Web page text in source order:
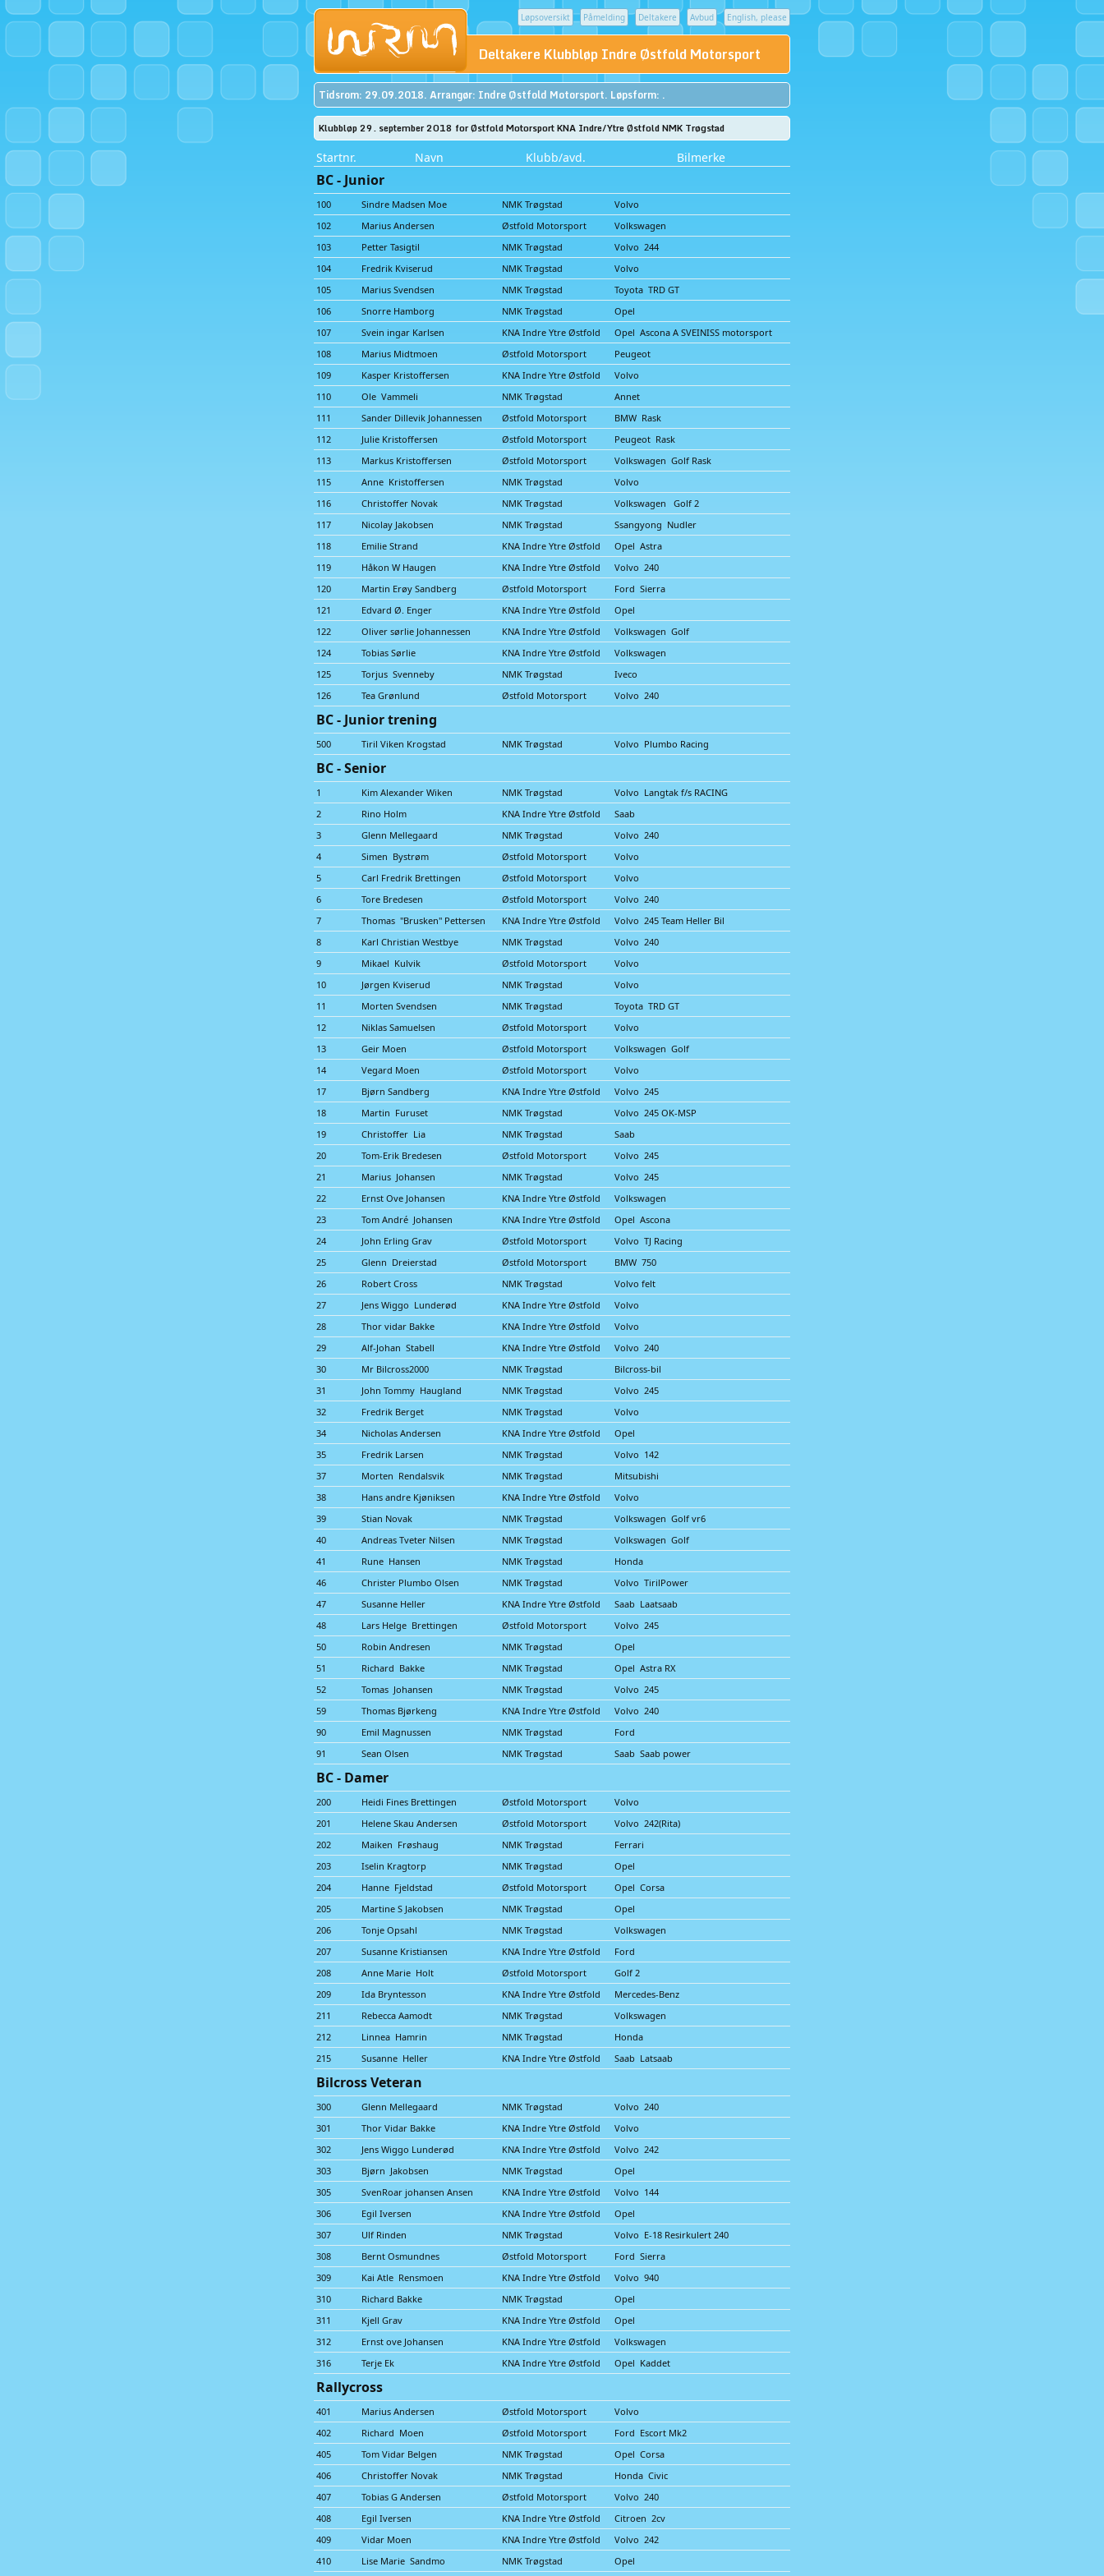
Løpsoversikt Påmelding Deltakere Avbud English, please
Deltakere Klubbløp Indre Østfold Motorsport
Tidsrom: 29.09.2018. Arrangør: Indre Østfold Motorsport. Løpsform: .
Klubbløp 29. september 2018 for Østfold Motorsport KNA Indre/Ytre Østfold NMK Trøgstad
Startnr. Navn Klubb/avd. Bilmerke
BC - Junior
100 Sindre Madsen Moe NMK Trøgstad
Volvo
102
Marius Andersen Østfold Motorsport
Volkswagen
103
Petter Tasigtil NMK Trøgstad
Volvo 244
104
Fredrik Kviserud NMK Trøgstad
Volvo
105
Marius Svendsen NMK Trøgstad
Toyota TRD GT
106
Snorre Hamborg NMK Trøgstad
Opel
107
Svein ingar Karlsen KNA Indre Ytre Østfold
Opel Ascona A SVEINISS motorsport
108
Marius Midtmoen Østfold Motorsport
Peugeot
109
Kasper Kristoffersen KNA Indre Ytre Østfold
Volvo
110
Ole Vammeli NMK Trøgstad
Annet
111
Sander Dillevik Johannessen Østfold Motorsport
BMW Rask
112
Julie Kristoffersen Østfold Motorsport
Peugeot Rask
113
Markus Kristoffersen Østfold Motorsport
Volkswagen Golf Rask
115
Anne Kristoffersen NMK Trøgstad
Volvo
116
Christoffer Novak NMK Trøgstad
Volkswagen Golf 2
117
Nicolay Jakobsen NMK Trøgstad
Ssangyong Nudler
118
Emilie Strand KNA Indre Ytre Østfold
Opel Astra
119
Håkon W Haugen KNA Indre Ytre Østfold
Volvo 240
120
Martin Erøy Sandberg Østfold Motorsport
Ford Sierra
121
Edvard Ø. Enger KNA Indre Ytre Østfold
Opel
122
Oliver sørlie Johannessen KNA Indre Ytre Østfold
Volkswagen Golf
124
Tobias Sørlie KNA Indre Ytre Østfold
Volkswagen
125
Torjus Svenneby NMK Trøgstad
Iveco
126
Tea Grønlund Østfold Motorsport Volvo 240
BC - Junior trening
500 Tiril Viken Krogstad NMK Trøgstad Volvo Plumbo Racing
BC - Senior
1 Kim Alexander Wiken NMK Trøgstad
Volvo Langtak f/s RACING
2
Rino Holm KNA Indre Ytre Østfold
Saab
3
Glenn Mellegaard NMK Trøgstad
Volvo 240
4
Simen Bystrøm Østfold Motorsport
Volvo
5
Carl Fredrik Brettingen Østfold Motorsport
Volvo
6
Tore Bredesen Østfold Motorsport
Volvo 240
7
Thomas "Brusken" Pettersen KNA Indre Ytre Østfold
Volvo 245 Team Heller Bil
8
Karl Christian Westbye NMK Trøgstad
Volvo 240
9
Mikael Kulvik Østfold Motorsport
Volvo
10
Jørgen Kviserud NMK Trøgstad
Volvo
11
Morten Svendsen NMK Trøgstad
Toyota TRD GT
12
Niklas Samuelsen Østfold Motorsport
Volvo
13
Geir Moen Østfold Motorsport
Volkswagen Golf
14
Vegard Moen Østfold Motorsport
Volvo
17
Bjørn Sandberg KNA Indre Ytre Østfold
Volvo 245
18
Martin Furuset NMK Trøgstad
Volvo 245 OK-MSP
19
Christoffer Lia NMK Trøgstad
Saab
20
Tom-Erik Bredesen Østfold Motorsport
Volvo 245
21
Marius Johansen NMK Trøgstad
Volvo 245
22
Ernst Ove Johansen KNA Indre Ytre Østfold
Volkswagen
23
Tom André Johansen KNA Indre Ytre Østfold
Opel Ascona
24
John Erling Grav Østfold Motorsport
Volvo TJ Racing
25
Glenn Dreierstad Østfold Motorsport
BMW 750
26
Robert Cross NMK Trøgstad
Volvo felt
27
Jens Wiggo Lunderød KNA Indre Ytre Østfold
Volvo
28
Thor vidar Bakke KNA Indre Ytre Østfold
Volvo
29
Alf-Johan Stabell KNA Indre Ytre Østfold
Volvo 240
30
Mr Bilcross2000 NMK Trøgstad
Bilcross-bil
31
John Tommy Haugland NMK Trøgstad
Volvo 245
32
Fredrik Berget NMK Trøgstad
Volvo
34
Nicholas Andersen KNA Indre Ytre Østfold
Opel
35
Fredrik Larsen NMK Trøgstad
Volvo 142
37
Morten Rendalsvik NMK Trøgstad
Mitsubishi
38
Hans andre Kjøniksen KNA Indre Ytre Østfold
Volvo
39
Stian Novak NMK Trøgstad
Volkswagen Golf vr6
40
Andreas Tveter Nilsen NMK Trøgstad
Volkswagen Golf
41
Rune Hansen NMK Trøgstad
Honda
46
Christer Plumbo Olsen NMK Trøgstad
Volvo TirilPower
47
Susanne Heller KNA Indre Ytre Østfold
Saab Laatsaab
48
Lars Helge Brettingen Østfold Motorsport
Volvo 245
50
Robin Andresen NMK Trøgstad
Opel
51
Richard Bakke NMK Trøgstad
Opel Astra RX
52
Tomas Johansen NMK Trøgstad
Volvo 245
59
Thomas Bjørkeng KNA Indre Ytre Østfold
Volvo 240
90
Emil Magnussen NMK Trøgstad
Ford
91
Sean Olsen NMK Trøgstad Saab Saab power
BC - Damer
200 Heidi Fines Brettingen Østfold Motorsport
Volvo
201
Helene Skau Andersen Østfold Motorsport
Volvo 242(Rita)
202
Maiken Frøshaug NMK Trøgstad
Ferrari
203
Iselin Kragtorp NMK Trøgstad
Opel
204
Hanne Fjeldstad Østfold Motorsport
Opel Corsa
205
Martine S Jakobsen NMK Trøgstad
Opel
206
Tonje Opsahl NMK Trøgstad
Volkswagen
207
Susanne Kristiansen KNA Indre Ytre Østfold
Ford
208
Anne Marie Holt Østfold Motorsport
Golf 2
209
Ida Bryntesson KNA Indre Ytre Østfold
Mercedes-Benz
211
Rebecca Aamodt NMK Trøgstad
Volkswagen
212
Linnea Hamrin NMK Trøgstad
Honda
215
Susanne Heller KNA Indre Ytre Østfold Saab Latsaab
Bilcross Veteran
300 Glenn Mellegaard NMK Trøgstad
Volvo 240
301
Thor Vidar Bakke KNA Indre Ytre Østfold
Volvo
302
Jens Wiggo Lunderød KNA Indre Ytre Østfold
Volvo 242
303
Bjørn Jakobsen NMK Trøgstad
Opel
305
SvenRoar johansen Ansen KNA Indre Ytre Østfold
Volvo 144
306
Egil Iversen KNA Indre Ytre Østfold
Opel
307
Ulf Rinden NMK Trøgstad
Volvo E-18 Resirkulert 240
308
Bernt Osmundnes Østfold Motorsport
Ford Sierra
309
Kai Atle Rensmoen KNA Indre Ytre Østfold
Volvo 940
310
Richard Bakke NMK Trøgstad
Opel
311
Kjell Grav KNA Indre Ytre Østfold
Opel
312
Ernst ove Johansen KNA Indre Ytre Østfold
Volkswagen
316
Terje Ek KNA Indre Ytre Østfold Opel Kaddet
Rallycross
401 Marius Andersen Østfold Motorsport
Volvo
402
Richard Moen Østfold Motorsport
Ford Escort Mk2
405
Tom Vidar Belgen NMK Trøgstad
Opel Corsa
406
Christoffer Novak NMK Trøgstad
Honda Civic
407
Tobias G Andersen Østfold Motorsport
Volvo 240
408
Egil Iversen KNA Indre Ytre Østfold
Citroen 2cv
409
Vidar Moen KNA Indre Ytre Østfold
Volvo 242
410
Lise Marie Sandmo NMK Trøgstad Opel